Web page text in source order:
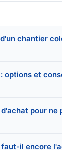
chantier
options et
pour ne
il encore